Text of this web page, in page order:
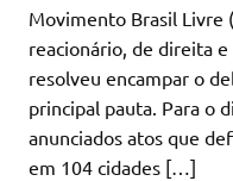
Movimento Brasil Livre
reacionário, de direita
resolveu encampar o
principal pauta. Para o
anunciados atos que
em 104 cidades […]